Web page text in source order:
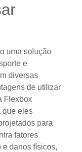
uma solução
e
diversas
de utilizar
Flexbox
que eles
para
fatores
e danos físicos,